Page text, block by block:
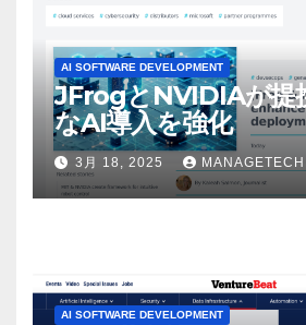
AI SOFTWARE DEVELOPMENT
JFrogとNVIDIAが提
なAI導入を強化
3月 18, 2025 MANAGETECH
AI SOFTWARE DEVELOPMENT